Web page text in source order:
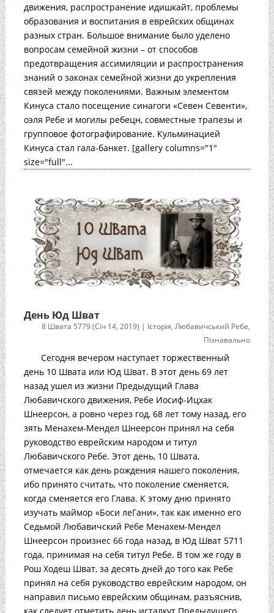
движения, распространение идишкайт, проблемы
образования и воспитания в еврейских общинах
разных стран. Большое внимание было уделено
вопросам семейной жизни – от способов
предотвращения ассимиляции и распространения
знаний о законах семейной жизни до укрепления
связей между поколениями. Важным элементом
Кинуса стало посещение синагоги «Севен Севенти»,
оэля Ребе и могилы ребецн, совместные трапезы и
групповое фотографирование. Кульминацией
Кинуса стал гала-банкет. [gallery columns="1"
size="full"...
День Юд Шват
8 Швата 5779 (Січ 14, 2019) | Історія,Любавичський Ребе,
Пізнавально
Сегодня вечером наступает торжественный
день 10 Швата или Юд Шват. В этот день 69 лет
назад ушел из жизни Предыдущий Глава
Любавичского движения, Ребе Иосиф-Ицхак
Шнеерсон, а ровно через год, 68 лет тому назад, его
зять Менахем-Мендел Шнеерсон принял на себя
руководство еврейским народом и титул
Любавичского Ребе. Этот день, 10 Швата,
отмечается как день рождения нашего поколения,
ибо принято считать, что поколение сменяется,
когда сменяется его Глава. К этому дню принято
изучать маймор «Боси леГани», так как именно его
Седьмой Любавичский Ребе Менахем-Мендел
Шнеерсон произнес 66 года назад, в Юд Шват 5711
года, принимая на себя титул Ребе. В том же году в
Рош Ходеш Шват, за десять дней до того как Ребе
принял на себя руководство еврейским народом, он
направил письмо еврейским общинам, разъяснив,